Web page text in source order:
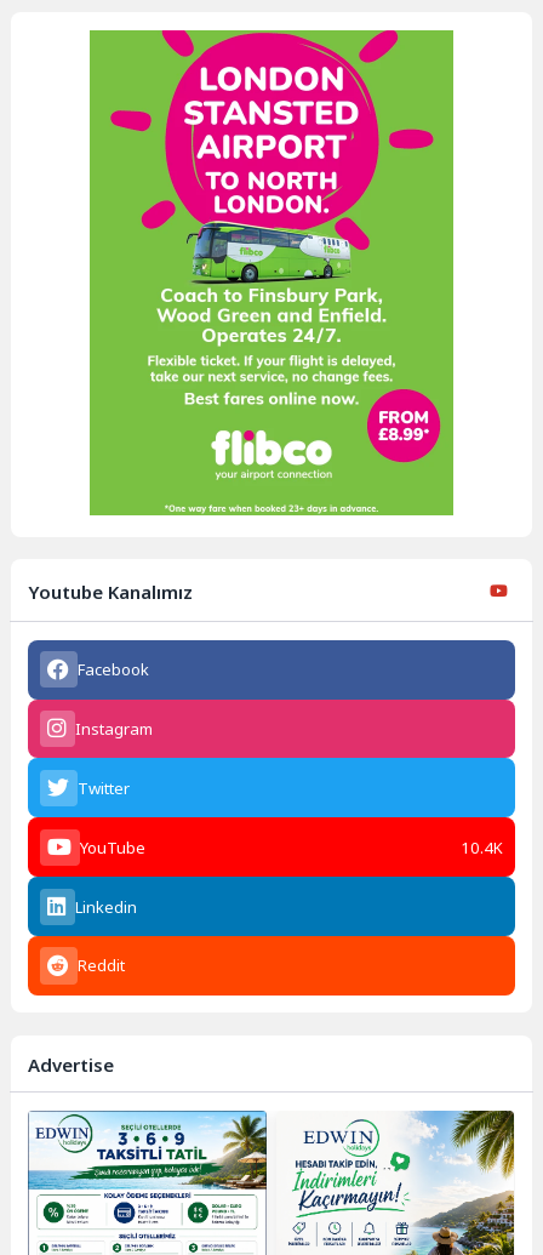
Youtube Kanalımız
Facebook
Instagram
Twitter
YouTube 10.4K
Linkedin
Reddit
Advertise